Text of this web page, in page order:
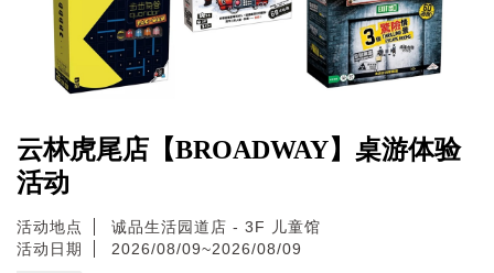
云林虎尾店【BROADWAY】桌游体验
活动
活动地点
诚品生活园道店 - 3F 儿童馆
活动日期
2026/08/09~2026/08/09